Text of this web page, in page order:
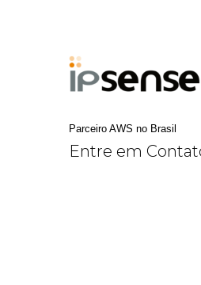
Parceiro AWS no Brasil
Entre em